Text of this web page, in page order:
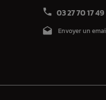
 03 27 70 17 49
 Envoyer un